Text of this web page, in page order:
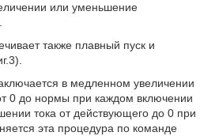
или уменьшение
также плавный пуск и
в медленном увеличении
0 до нормы при каждом включении
тока от действующего до 0 при
эта процедура по команде